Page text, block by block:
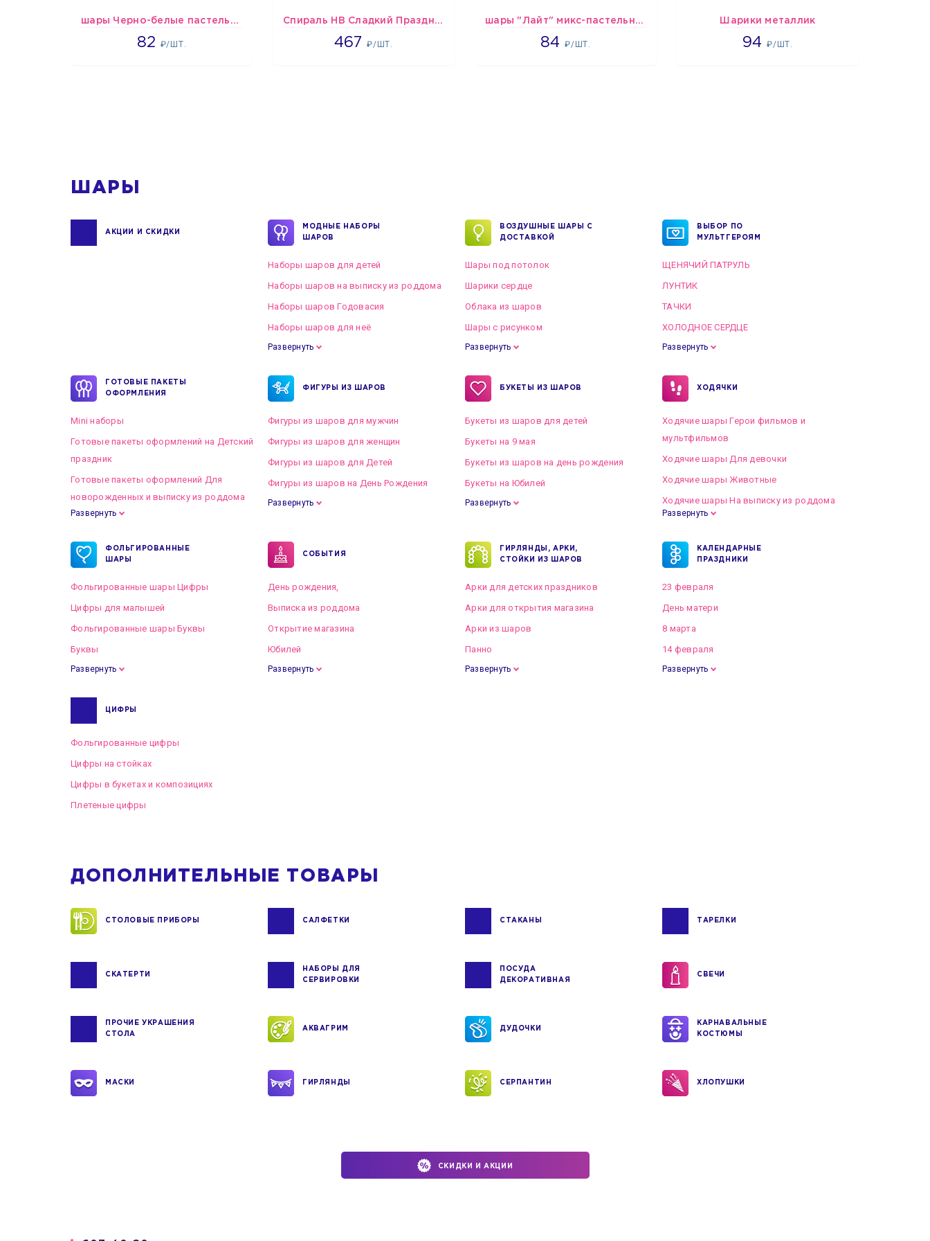
шары Черно-белые пастельные
82 ₽/ШТ.
1637 Спираль HB Сладкий Праздник, 12 шт.
467₽/ШТ.
467 шары "Лайт" микс-пастельные
84₽/ШТ.
1265 Шарики металлик
94₽/ШТ.
1697
ШАРЫ
АКЦИИ И СКИДКИ
МОДНЫЕ НАБОРЫ
ШАРОВ
Наборы шаров для детей
Наборы шаров на выписку из роддома
Наборы шаров Годовасия
Наборы шаров для неё
Развернуть
ВОЗДУШНЫЕ ШАРЫ С
ДОСТАВКОЙ
Шары под потолок
Шарики сердце
Облака из шаров
Шары с рисунком
Развернуть
ВЫБОР ПО
МУЛЬТГЕРОЯМ
ЩЕНЯЧИЙ ПАТРУЛЬ
ЛУНТИК
ТАЧКИ
ХОЛОДНОЕ СЕРДЦЕ
Развернуть
ГОТОВЫЕ ПАКЕТЫ
ОФОРМЛЕНИЯ
Mini наборы
Готовые пакеты оформлений на Детский
праздник
Готовые пакеты оформлений Для
новорожденных и выписку из роддома
Готовые пакеты оформлений на Свадьбу
Развернуть
ФИГУРЫ ИЗ ШАРОВ
Фигуры из шаров для мужчин
Фигуры из шаров для женщин
Фигуры из шаров для Детей
Фигуры из шаров на День Рождения
Развернуть
БУКЕТЫ ИЗ ШАРОВ
Букеты из шаров для детей
Букеты на 9 мая
Букеты из шаров на день рождения
Букеты на Юбилей
Развернуть
ХОДЯЧКИ
Ходячие шары Герои фильмов и
мультфильмов
Ходячие шары Для девочки
Ходячие шары Животные
Ходячие шары На выписку из роддома
Развернуть
ФОЛЬГИРОВАННЫЕ
ШАРЫ
Фольгированные шары Цифры
Цифры для малышей
Фольгированные шары Буквы
Буквы
Развернуть
СОБЫТИЯ
День рождения,
Выписка из роддома
Открытие магазина
Юбилей
Развернуть
ГИРЛЯНДЫ, АРКИ,
СТОЙКИ ИЗ ШАРОВ
Арки для детских праздников
Арки для открытия магазина
Арки из шаров
Панно
Развернуть
КАЛЕНДАРНЫЕ
ПРАЗДНИКИ
23 февраля
День матери
8 марта
14 февраля
Развернуть
ЦИФРЫ
Фольгированные цифры
Цифры на стойках
Цифры в букетах и композициях
Плетеные цифры
ДОПОЛНИТЕЛЬНЫЕ ТОВАРЫ
СТОЛОВЫЕ ПРИБОРЫ САЛФЕТКИ СТАКАНЫ ТАРЕЛКИ
СКАТЕРТИ
НАБОРЫ ДЛЯ
СЕРВИРОВКИ
ПОСУДА
ДЕКОРАТИВНАЯ
СВЕЧИ
ПРОЧИЕ УКРАШЕНИЯ
СТОЛА
АКВАГРИМ ДУДОЧКИ
КАРНАВАЛЬНЫЕ
КОСТЮМЫ
МАСКИ ГИРЛЯНДЫ СЕРПАНТИН ХЛОПУШКИ
СКИДКИ И АКЦИИ